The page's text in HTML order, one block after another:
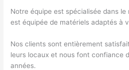
Notre équipe est spécialisée dans
est équipée de matériels adaptés à
Nos clients sont entièrement
leurs locaux et nous font confiance
années.